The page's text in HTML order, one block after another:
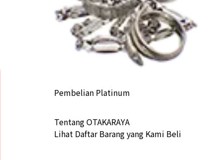
Pembelian Platinum
Tentang OTAKARAYA
Lihat Daftar Barang yang Kami Beli